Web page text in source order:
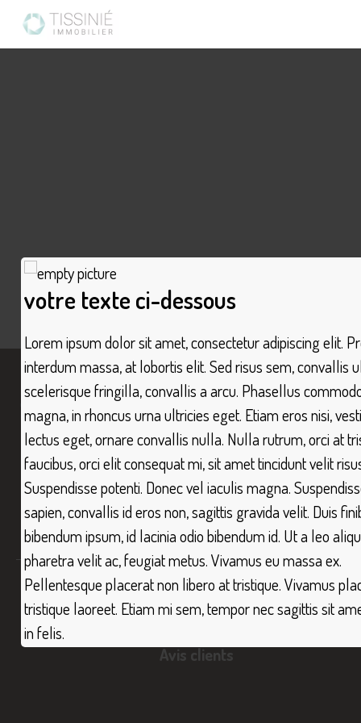
votre texte ci-dessous
Lorem ipsum dolor sit amet, consectetur adipiscing elit.
interdum massa, at lobortis elit. Sed risus sem, convallis
scelerisque fringilla, convallis a arcu. Phasellus
magna, in rhoncus urna ultricies eget. Etiam eros nisi,
lectus eget, ornare convallis nulla. Nulla rutrum, orci at
faucibus, orci elit consequat mi, sit amet tincidunt velit
Suspendisse potenti. Donec vel iaculis magna.
sapien, convallis id eros non, sagittis gravida velit. Duis
bibendum ipsum, id lacinia odio bibendum id. Ut a leo
pharetra velit ac, feugiat metus. Vivamus eu massa ex.
Pellentesque placerat non libero at tristique. Vivamus
tristique laoreet. Etiam mi sem, tempor nec sagittis sit
in felis.
Contactez-nous
Gestion Immobilière Tissinie
21 Boulevard Gambetta
Nice France
Gestion Immobilière Tissinie 11 bis rue du Congrès
06000Nice Carré d’Or France
+33 4 92 17 46 46
contact@tissinie.com
Informations legales
Mentions légales
Avis clients